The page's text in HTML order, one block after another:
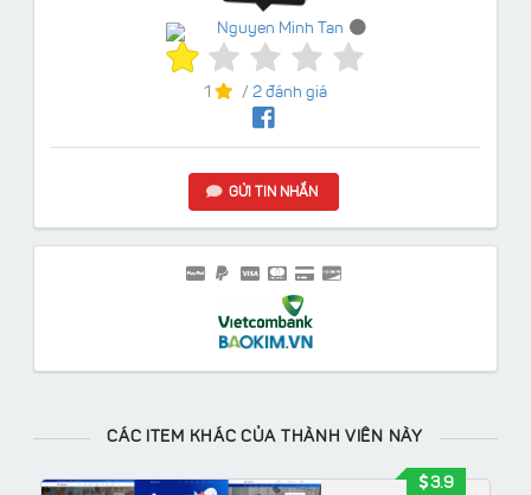
Nguyen Minh Tan
1 / 2 đánh giá
GỬI TIN NHẮN
CÁC ITEM KHÁC CỦA THÀNH VIÊN NÀY
3.9